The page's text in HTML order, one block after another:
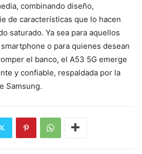
combinando diseño,
de características que lo hacen
saturado. Ya sea para aquellos
o para quienes desean
el banco, el A53 5G emerge
y confiable, respaldada por la
Samsung.